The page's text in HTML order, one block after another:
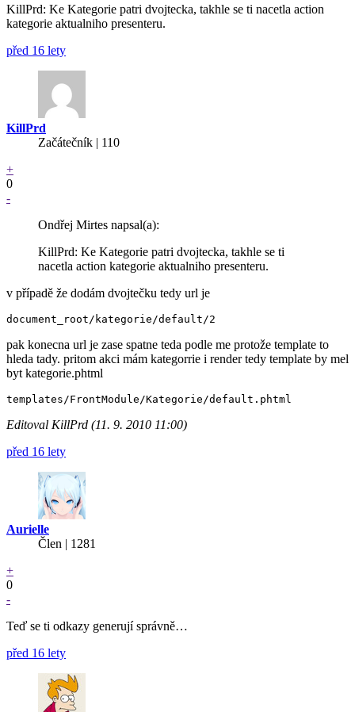
KillPrd: Ke Kategorie patri dvojtecka, takhle se ti nacetla action
kategorie aktualniho presenteru.
před 16 lety
KillPrd
Začátečník | 110
+
0
-
Ondřej Mirtes napsal(a):
KillPrd: Ke Kategorie patri dvojtecka, takhle se ti
nacetla action kategorie aktualniho presenteru.
v případě že dodám dvojtečku tedy url je
pak konecna url je zase spatne teda podle me protože template to
hleda tady. pritom akci mám kategorrie i render tedy template by mel
byt kategorie.phtml
Editoval KillPrd (11. 9. 2010 11:00)
před 16 lety
Aurielle
Člen | 1281
+
0
-
Teď se ti odkazy generují správně…
před 16 lety